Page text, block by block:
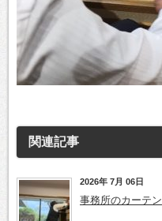
関連記事
2026年 7月 06日
事務所のカーテン